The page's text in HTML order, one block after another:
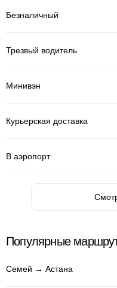
Безналичный
Трезвый водитель
Минивэн
Курьерская доставка
В аэропорт
Популярные
Семей → Астана